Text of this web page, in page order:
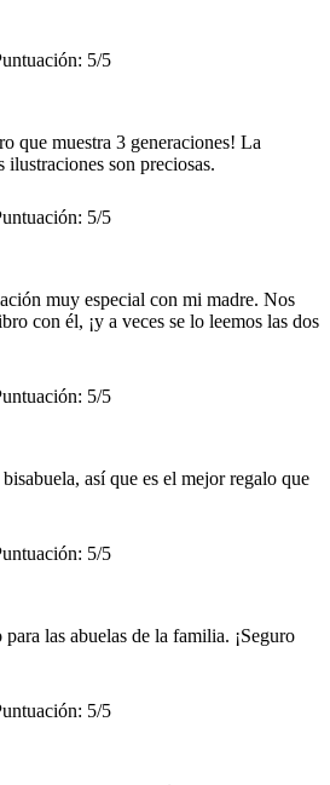
5/5
que muestra 3 generaciones! La
ilustraciones son preciosas.
5/5
muy especial con mi madre. Nos
con él, ¡y a veces se lo leemos las dos
5/5
así que es el mejor regalo que
5/5
las abuelas de la familia. ¡Seguro
5/5